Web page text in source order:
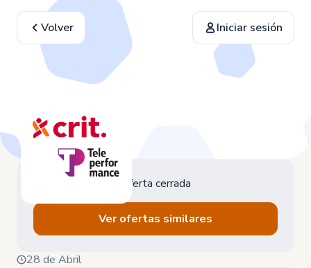
Volver Iniciar sesión
Oferta cerrada
Ver ofertas similares
28 de Abril